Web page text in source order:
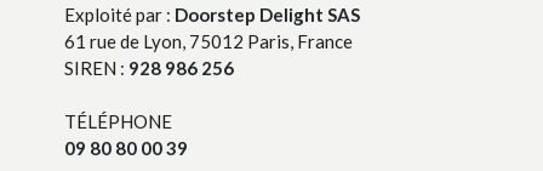
Exploité par : Doorstep Delight SAS
61 rue de Lyon, 75012 Paris, France
SIREN : 928 986 256
TÉLÉPHONE
09 80 80 00 39